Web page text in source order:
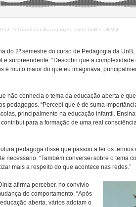
Prof. Tel Amiel detalha o projeto entre UnB e UEMG
do 2º semestre do curso de Pedagogia da
e surpreendente. “Descobri que a
é muito maior do que eu imaginava,
não conhecia o tema da educação aberta e
pedagogos. “Percebi que é de suma
principalmente na educação infantil.
para a formação de uma real
pedagoga disse que passou a ler os
necessário. “Também conversei sobre o tema
mais a respeito do que acontece nas redes.”
afirma perceber, no convívio
de comportamento. “Após
aberta, vários adotam o